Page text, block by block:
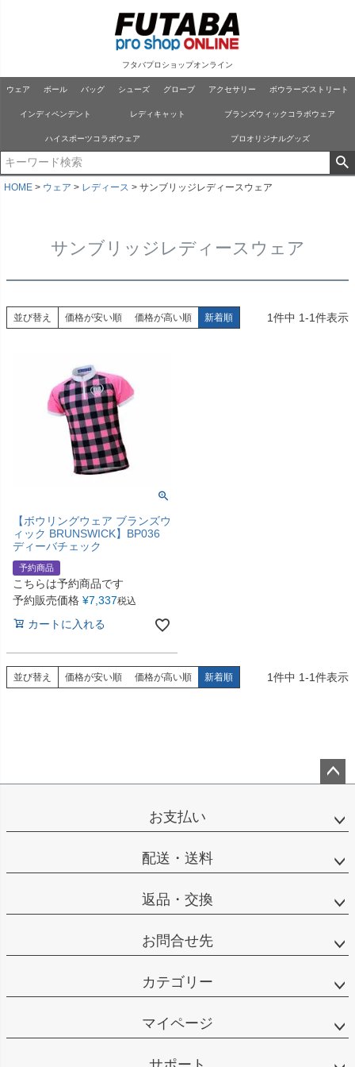
フタバプロショップオンライン
ウェア ボール バッグ シューズ グローブ アクセサリー ボウラーズストリート
インディペンデント レディキャット ブランズウィックコラボウェア
ハイスポーツコラボウェア プロオリジナルグッズ
HOME ウェア レディース サンブリッジレディースウェア
サンブリッジレディースウェア
並び替え 価格が安い順 価格が高い順 新着順 1件中 1-1件表示
【ボウリングウェア ブランズウ
ィック BRUNSWICK】BP036
ディーバチェック
予約商品
こちらは予約商品です
予約販売価格 ¥7,337税込
カートに入れる
並び替え 価格が安い順 価格が高い順 新着順 1件中 1-1件表示
ップ
お支払い
配送・送料
返品・交換
お問合せ先
カテゴリー
マイページ